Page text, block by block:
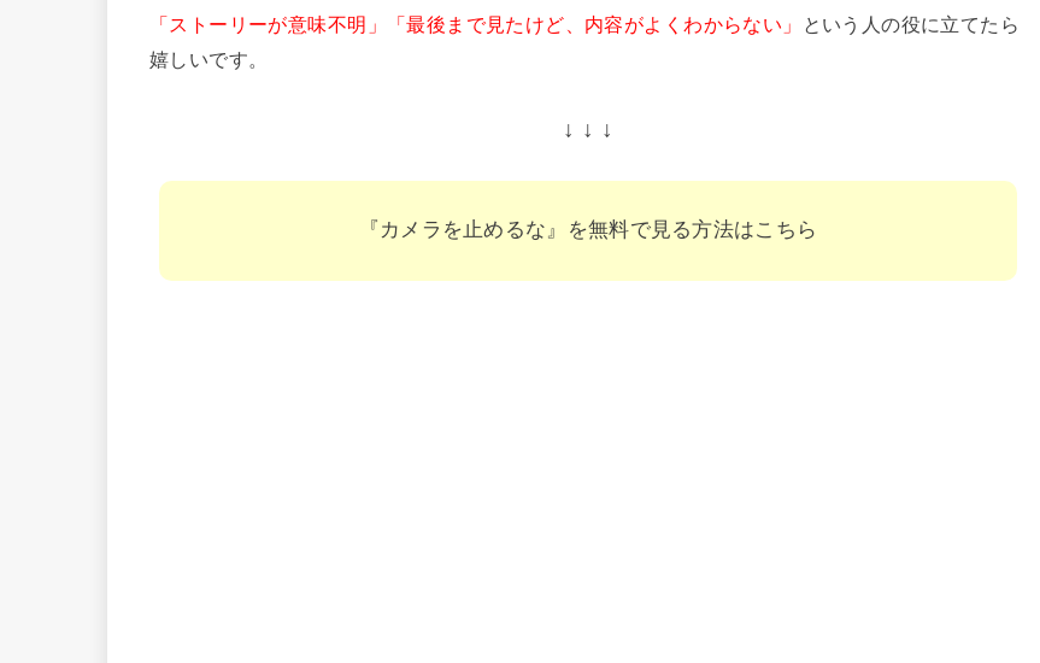
「ストーリーが意味不明」「最後まで見たけど、内容がよくわからない」
という人の役に立てたら
嬉しいです。
↓ ↓ ↓
『カメラを止めるな』を無料で見る方法はこちら